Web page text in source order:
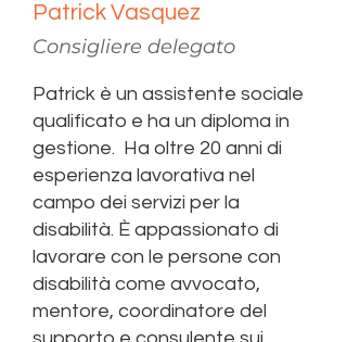
Patrick Vasquez
Consigliere delegato
Patrick è un assistente sociale
qualificato e ha un diploma in
gestione. Ha oltre 20 anni di
esperienza lavorativa nel
campo dei servizi per la
disabilità. È appassionato di
lavorare con le persone con
disabilità come avvocato,
mentore, coordinatore del